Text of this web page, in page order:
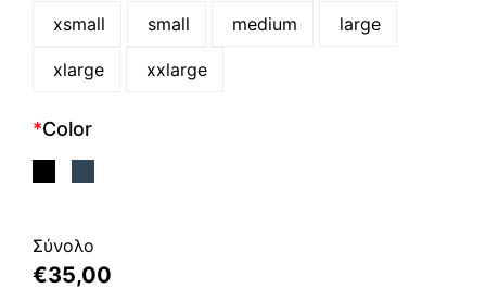
xsmall small medium large
xlarge xxlarge
*Color
Σύνολο
€35,00